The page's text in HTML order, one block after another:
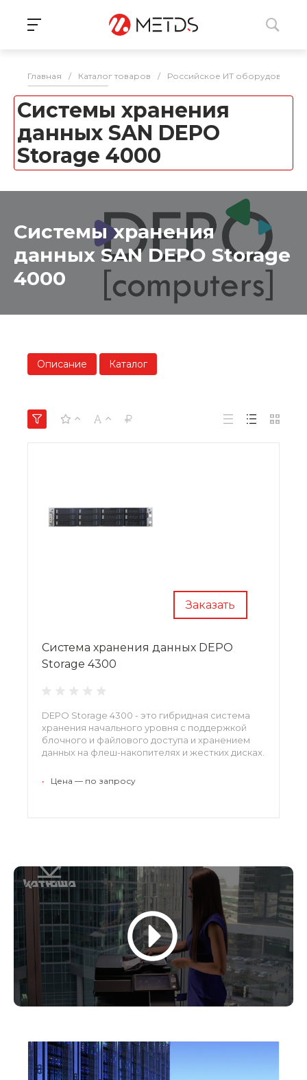
Главная / Каталог товаров / Российское ИТ оборудование
Системы хранения
данных SAN DEPO
Storage 4000
Системы хранения
данных SAN DEPO Storage
4000
Описание Каталог
Заказать
Система хранения данных DEPO
Storage 4300
DEPO Storage 4300 - это гибридная система
хранения начального уровня с поддержкой
блочного и файлового доступа и хранением
данных на флеш-накопителях и жестких дисках.
• Цена — по запросу